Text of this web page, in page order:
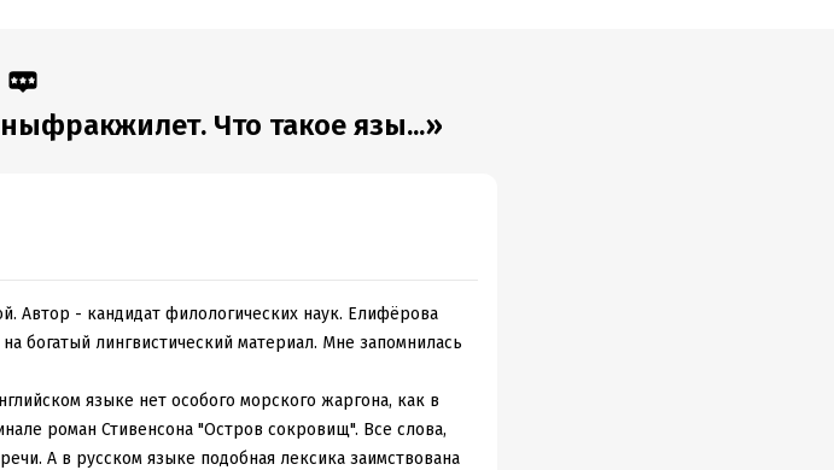
Что такое язы...»
Автор - кандидат филологических наук. Елифёрова
богатый лингвистический материал. Мне запомнилась
языке нет особого морского жаргона, как в
роман Стивенсона "Остров сокровищ". Все слова,
А в русском языке подобная лексика заимствована